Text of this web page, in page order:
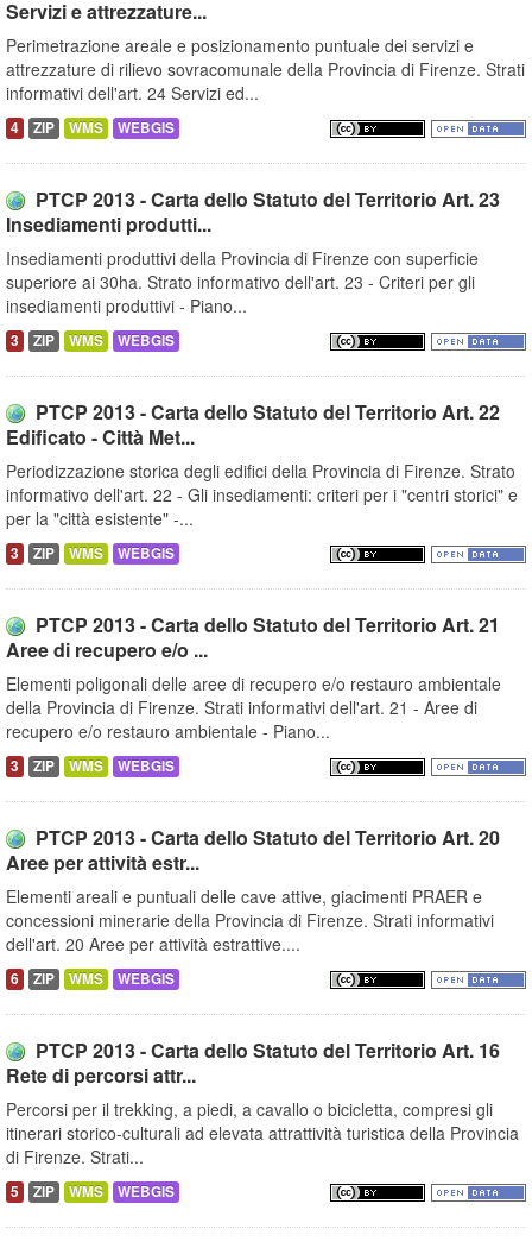
Servizi e attrezzature...
Perimetrazione areale e posizionamento puntuale dei servizi e
attrezzature di rilievo sovracomunale della Provincia di Firenze. Strati
informativi dell'art. 24 Servizi ed...
4 ZIP WMS WEBGIS
PTCP 2013 - Carta dello Statuto del Territorio Art. 23
Insediamenti produtti...
Insediamenti produttivi della Provincia di Firenze con superficie
superiore ai 30ha. Strato informativo dell'art. 23 - Criteri per gli
insediamenti produttivi - Piano...
3 ZIP WMS WEBGIS
PTCP 2013 - Carta dello Statuto del Territorio Art. 22
Edificato - Città Met...
Periodizzazione storica degli edifici della Provincia di Firenze. Strato
informativo dell'art. 22 - Gli insediamenti: criteri per i "centri storici" e
per la "città esistente" -...
3 ZIP WMS WEBGIS
PTCP 2013 - Carta dello Statuto del Territorio Art. 21
Aree di recupero e/o ...
Elementi poligonali delle aree di recupero e/o restauro ambientale
della Provincia di Firenze. Strati informativi dell'art. 21 - Aree di
recupero e/o restauro ambientale - Piano...
3 ZIP WMS WEBGIS
PTCP 2013 - Carta dello Statuto del Territorio Art. 20
Aree per attività estr...
Elementi areali e puntuali delle cave attive, giacimenti PRAER e
concessioni minerarie della Provincia di Firenze. Strati informativi
dell'art. 20 Aree per attività estrattive....
6 ZIP WMS WEBGIS
PTCP 2013 - Carta dello Statuto del Territorio Art. 16
Rete di percorsi attr...
Percorsi per il trekking, a piedi, a cavallo o bicicletta, compresi gli
itinerari storico-culturali ad elevata attrattività turistica della Provincia
di Firenze. Strati...
5 ZIP WMS WEBGIS